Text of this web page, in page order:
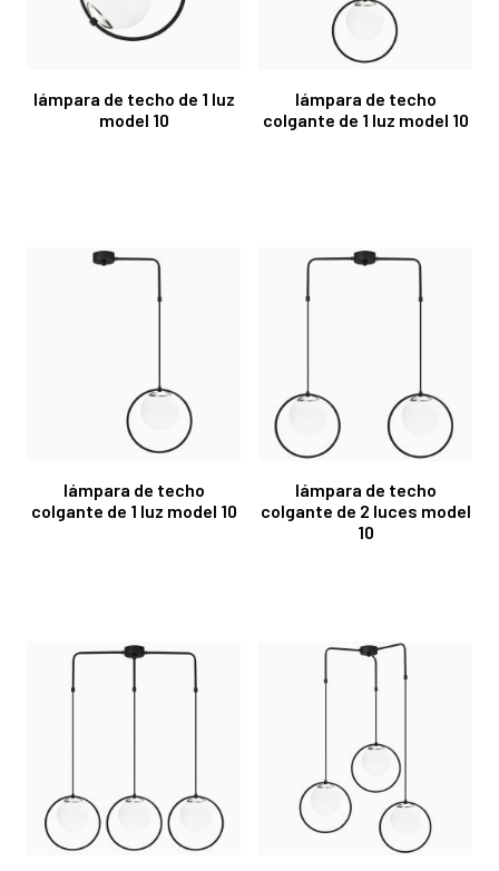
lámpara de techo de 1 luz
model 10
lámpara de techo
colgante de 1 luz model 10
lámpara de techo
colgante de 1 luz model 10
lámpara de techo
colgante de 2 luces model
10